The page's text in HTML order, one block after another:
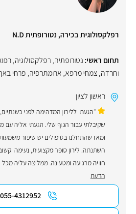
רפלקסולוגית בכירה, נטורופתית N.D
תחום ראשי: נטורופתיה,רפלקסולוגיה,
וחרדה, צמחי מרפא, ארומתרפיה, פרחי
ראשון לציון
"הגעתי ללירון המדהימה לפני
שקיבלתי עבור הגוף שלי. הגעתי אליה עם
ומאז שהתחלנו בטיפולים יש שיפור
השתנתה. לירון סופר מקצועית, נעימה
חוויה מרגיעה ומטעינה. ממליצה עליה
הדעת
055-4312952